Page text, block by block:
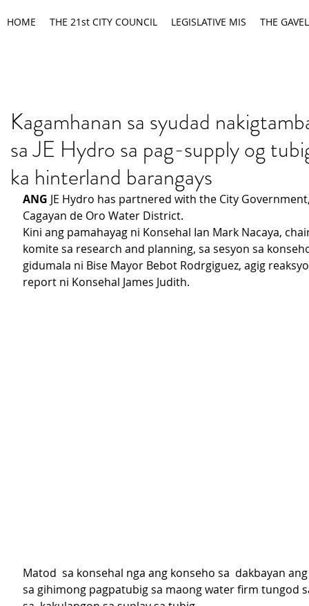
HOME THE 21st CITY COUNCIL LEGISLATIVE MIS THE GAVEL
Kagamhanan sa syudad
sa JE Hydro sa pag-supply og
ka hinterland barangays
ANG JE Hydro has partnered with the City
Cagayan de Oro Water District.
Kini ang pamahayag ni Konsehal Ian Mark Nacaya,
komite sa research and planning, sa sesyon sa
gidumala ni Bise Mayor Bebot Rodrgiguez, agig
report ni Konsehal James Judith.
Matod  sa konsehal nga ang konseho sa  dakbayan
sa gihimong pagpatubig sa maong water firm tungod